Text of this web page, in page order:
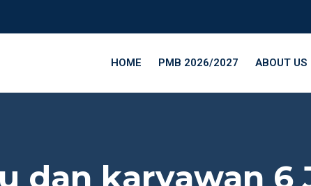
HOME PMB 2026/2027 ABOUT US
dan karyawan 6